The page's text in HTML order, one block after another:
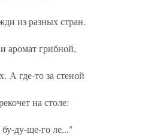
из разных стран.
аромат грибной,
А где-то за стеной
на столе:
ду-ще-го ле..."